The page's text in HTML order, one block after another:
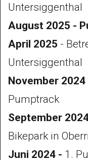
sportliche
Angebot alleine
besuchen. Es ist
Jugendlichen in
die Koordination
Auch
sich eines
Untersiggenthal
August 2025 -
April 2025 -
Untersiggenthal
November 2024
Pumptrack
September
Bikepark in
Juni 2024 - 1.